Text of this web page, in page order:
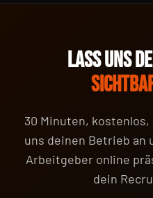
erreicht ihr die breite
LASS UNS
30 Minuten, kostenlos,
uns deinen Betrieb an
Arbeitgeber online
dein